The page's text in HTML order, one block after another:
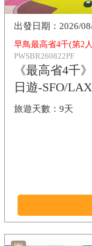
早鳥最高省4千(第2
PWSBR260822PF
《最高省4千
日遊-SFO/LAX
9天
2026/